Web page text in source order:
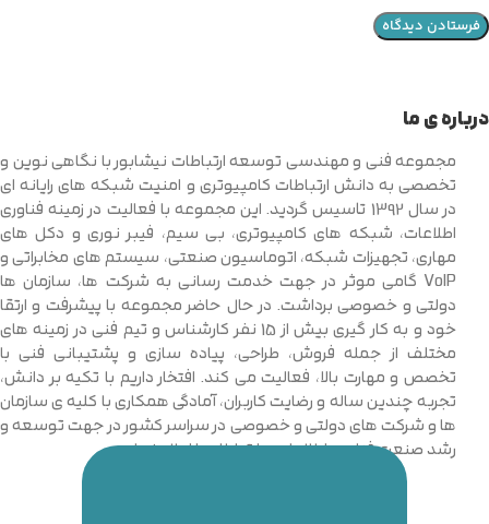
درباره ی ما
مجموعه فنی و مهندسی توسعه ارتباطات نیشابور با نگاهی نوین و
تخصصی به دانش ارتباطات کامپیوتری و امنیت شبکه های رایانه ای
در سال 1392 تاسیس گردید. این مجموعه با فعالیت در زمینه فناوری
اطلاعات، شبکه های کامپیوتری، بی سیم، فیبر نوری و دکل های
مهاری، تجهیزات شبکه، اتوماسیون صنعتی، سیستم های مخابراتی و
VoIP گامی موثر در جهت خدمت رسانی به شرکت ها، سازمان ها
دولتی و خصوصی برداشت. در حال حاضر مجموعه با پیشرفت و ارتقا
خود و به کار گیری بیش از 15 نفر کارشناس و تیم فنی در زمینه های
مختلف از جمله فروش، طراحی، پیاده سازی و پشتیبانی فنی با
تخصص و مهارت بالا، فعالیت می کند. افتخار داریم با تکیه بر دانش،
تجربه چندین ساله و رضایت کاربران، آمادگی همکاری با کلیه ی سازمان
ها و شرکت های دولتی و خصوصی در سراسر کشور در جهت توسعه و
رشد صنعت فناوری اطلاعات و ارتباطات را اعلام نماییم.